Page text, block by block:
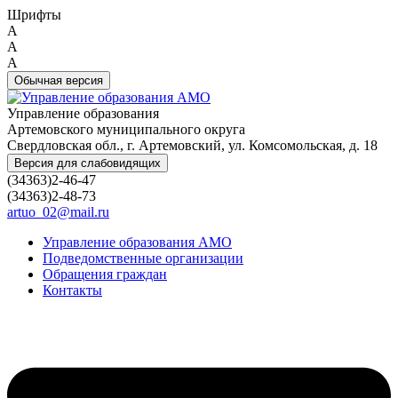
Шрифты
A
A
A
Обычная версия
Управление образования
Артемовского муниципального округа
Свердловская обл., г. Артемовский, ул. Комсомольская, д. 18
Версия для слабовидящих
(34363)2-46-47
(34363)2-48-73
artuo_02@mail.ru
Управление образования АМО
Подведомственные организации
Обращения граждан
Контакты